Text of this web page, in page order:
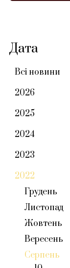
Дата
Всі новини
2026
2025
2024
2023
2022
Грудень
Листопад
Жовтень
Вересень
Серпень